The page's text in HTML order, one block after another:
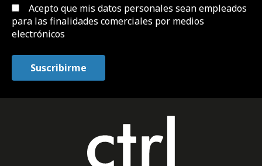
Acepto que mis datos personales sean empleados
para las finalidades comerciales por medios
electrónicos